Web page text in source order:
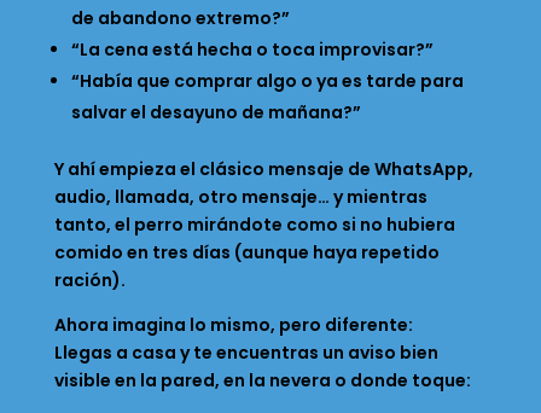
de abandono extremo?”
“La cena está hecha o toca improvisar?”
“Había que comprar algo o ya es tarde para
salvar el desayuno de mañana?”
Y ahí empieza el clásico mensaje de WhatsApp,
audio, llamada, otro mensaje… y mientras
tanto, el perro mirándote como si no hubiera
comido en tres días (aunque haya repetido
ración).
Ahora imagina lo mismo, pero diferente:
Llegas a casa y te encuentras un aviso bien
visible en la pared, en la nevera o donde toque: